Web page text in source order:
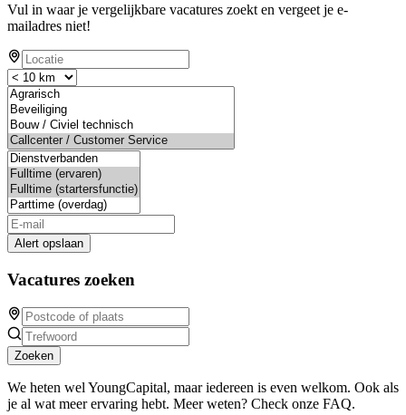
Vul in waar je vergelijkbare vacatures zoekt en vergeet je e-
mailadres niet!
Alert opslaan
Vacatures zoeken
Zoeken
We heten wel YoungCapital, maar iedereen is even welkom. Ook als
je al wat meer ervaring hebt. Meer weten? Check onze FAQ.